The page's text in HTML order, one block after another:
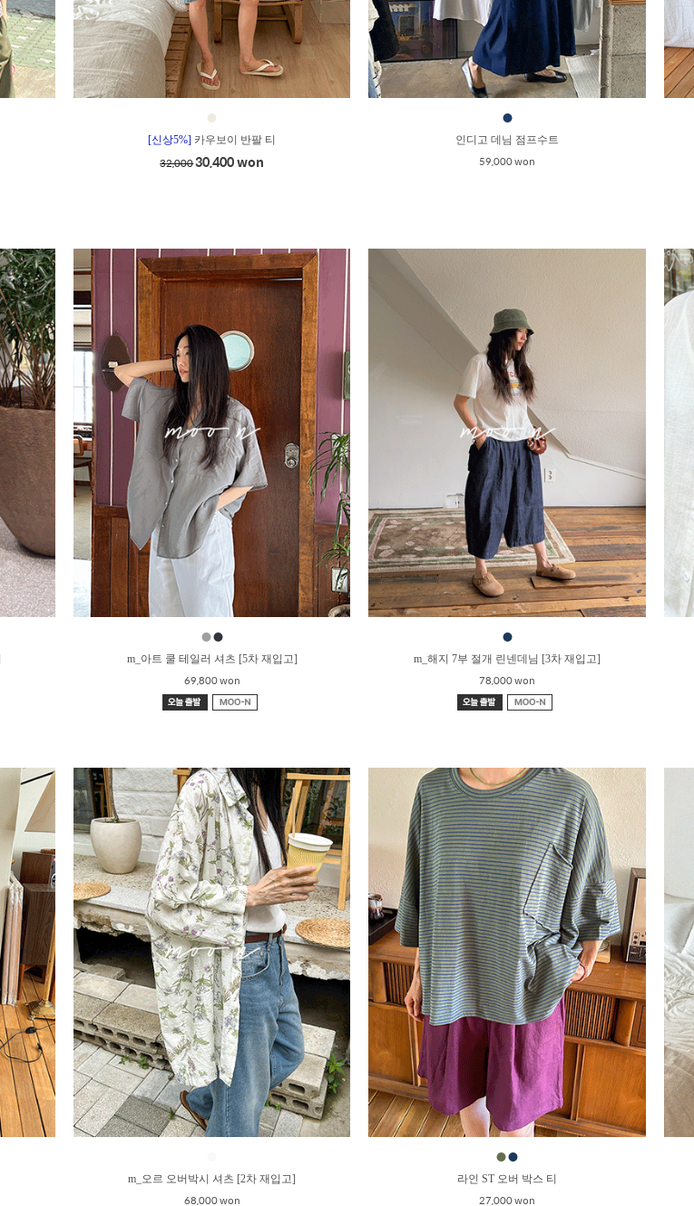
●
[신상5%] 카우보이 반팔 티
32,00030,400 won
●
인디고 데님 점프수트
59,000 won
●●
m_아트 쿨 테일러 셔츠 [5차 재입고]
69,800 won
●
m_해지 7부 절개 린넨데님 [3차 재입고]
78,000 won
m_오르 오버박시 셔츠 [2차 재입고]
68,000 won
●●
라인 ST 오버 박스 티
27,000 won